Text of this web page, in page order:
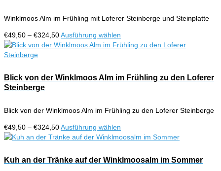
Optionen
auf
der
werden
Winklmoos Alm im Frühling mit Loferer Steinberge und Steinplatte
€49,50 – €324,50Preisspanne:
€49,50
Ausführung wählen
Produkt
Varianten
auf.
können
der
Produktseite
werden
Blick von der Winklmoos Alm im Frühling zu den Loferer
Steinberge
Blick von der Winklmoos Alm im Frühling zu den Loferer Steinberge
€49,50 – €324,50Preisspanne:
€49,50
€324,50
Ausführung wählen
Produkt
mehrere
Varianten
Kuh an der Tränke auf der Winklmoosalm im Sommer